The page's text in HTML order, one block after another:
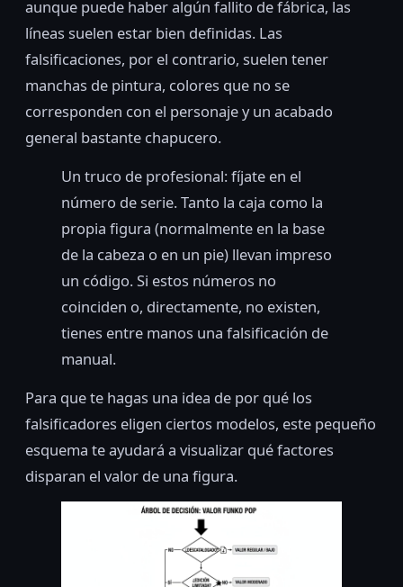
aunque puede haber algún fallito de fábrica, las
líneas suelen estar bien definidas. Las
falsificaciones, por el contrario, suelen tener
manchas de pintura, colores que no se
corresponden con el personaje y un acabado
general bastante chapucero.
Un truco de profesional: fíjate en el
número de serie. Tanto la caja como la
propia figura (normalmente en la base
de la cabeza o en un pie) llevan impreso
un código. Si estos números no
coinciden o, directamente, no existen,
tienes entre manos una falsificación de
manual.
Para que te hagas una idea de por qué los
falsificadores eligen ciertos modelos, este pequeño
esquema te ayudará a visualizar qué factores
disparan el valor de una figura.